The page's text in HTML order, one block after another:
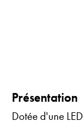
Présentation
Dotée d'une